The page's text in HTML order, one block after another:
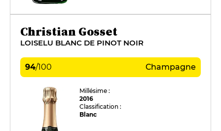
Christian Gosset
LOISELU BLANC DE PINOT NOIR
94/100 Champagne
Millésime :
2016
Classification :
Blanc